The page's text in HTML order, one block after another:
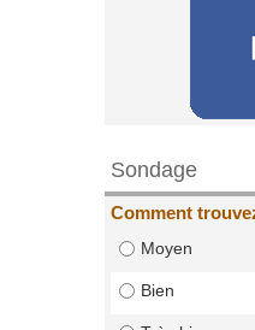
Sondage
Comment
Moyen
Bien